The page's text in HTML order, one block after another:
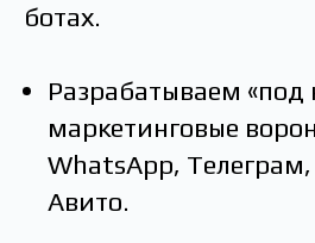
ботах.
Разрабатываем «под
маркетинговые
WhatsApp, Телеграм,
Авито.